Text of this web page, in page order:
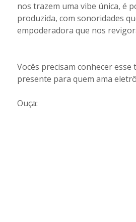
nos trazem uma vibe única, é
produzida, com sonoridades
empoderadora que nos
Vocês precisam conhecer
presente para quem ama
Ouça: